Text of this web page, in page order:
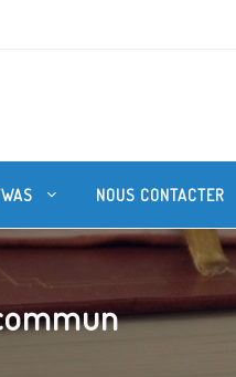
NOUS CONTACTER